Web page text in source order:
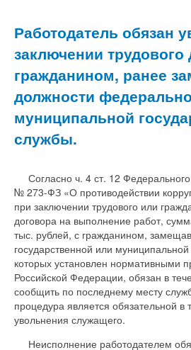
Работодатель обязан
заключении трудового
гражданином, ранее
должности
муниципальной
службы.
Согласно ч. 4 ст. 12
№ 273-ФЗ «О противодействии
при заключении трудового или
договора на выполнение работ,
тыс. рублей, с гражданином,
государственной или
которых установлен нормативными
Российской Федерации, обязан в
сообщить по последнему месту
процедура является обязательной в
увольнения служащего.
Неисполнение работодателем